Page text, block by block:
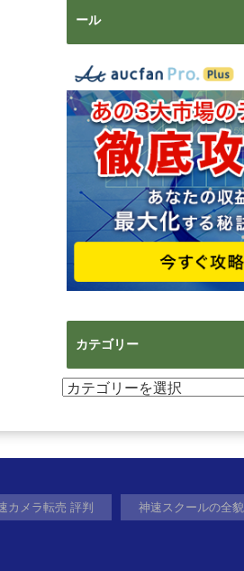
ール
カテゴリー
カ
ー
カメラ転売 評判 神速スクールの全貌